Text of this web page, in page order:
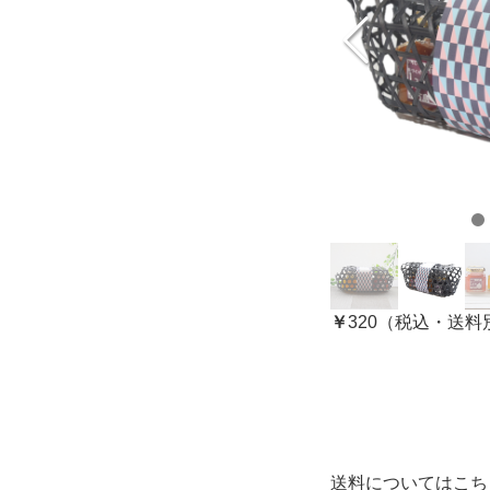
￥320（税込・送料
送料についてはこ